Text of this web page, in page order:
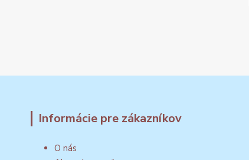
Informácie pre zákazníkov
O nás